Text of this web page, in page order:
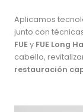
Aplicamos
junto con
FUEy FUE Long
cabello,
restauración